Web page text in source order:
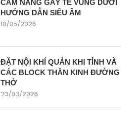
CẨM NANG GÂY TÊ VÙNG DƯỚI
HƯỚNG DẪN SIÊU ÂM
10/05/2026
ĐẶT NỘI KHÍ QUẢN KHI TỈNH VÀ
CÁC BLOCK THẦN KINH ĐƯỜNG
THỞ
23/03/2026